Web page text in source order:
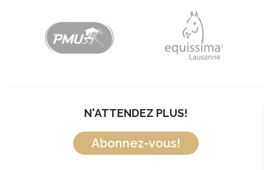
N'ATTENDEZ PLUS!
Abonnez-vous!